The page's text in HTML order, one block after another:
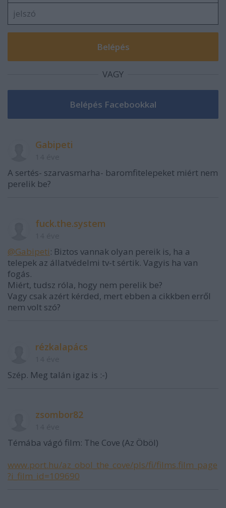
VAGY
Gabipeti
A sertés- szarvasmarha- baromfitelepeket miért nem
perelik be?
fuck.the.system
@Gabipeti: Biztos vannak olyan pereik is, ha a
telepek az állatvédelmi tv-t sértik. Vagyis ha van
fogás.
Miért, tudsz róla, hogy nem perelik be?
Vagy csak azért kérded, mert ebben a cikkben erről
nem volt szó?
rézkalapács
Szép. Meg talán igaz is :-)
zsombor82
Témába vágó film: The Cove (Az Öböl)
www.port.hu/az_obol_the_cove/pls/fi/films.film_page
?i_film_id=109690